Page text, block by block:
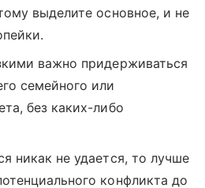
выделите основное, и не
важно придерживаться
семейного или
без каких-либо
никак не удается, то лучше
конфликта до